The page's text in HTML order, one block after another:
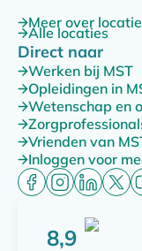
Meer over
Alle locaties
Direct naar
Werken bij MST
Opleidingen in
Wetenschap en
Vrienden van
Inloggen voor
8,9Score: